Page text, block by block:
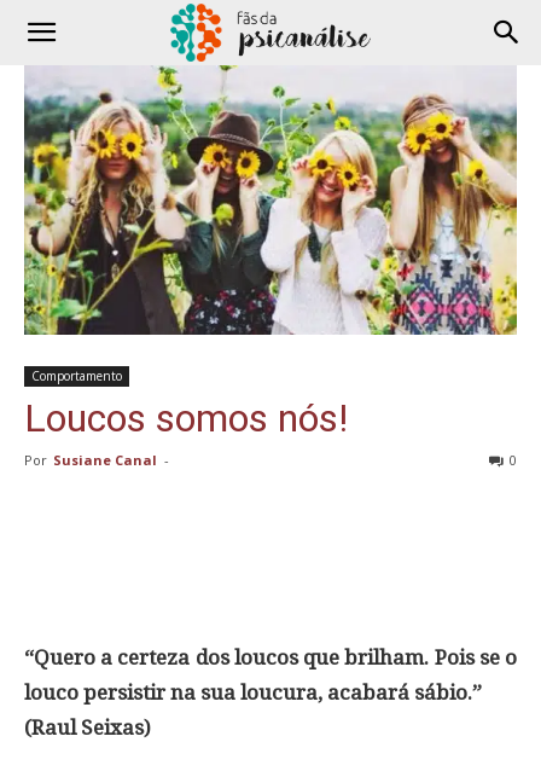
Comportamento
Loucos somos nós!
Por Susiane Canal - 0
“Quero a certeza dos loucos que brilham. Pois se o
louco persistir na sua loucura, acabará sábio.”
(Raul Seixas)